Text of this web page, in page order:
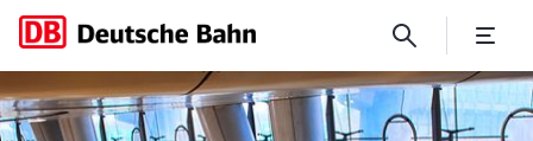
Zur ITB: Deutsche Bahn